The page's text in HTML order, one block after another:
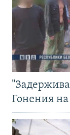
Гонения